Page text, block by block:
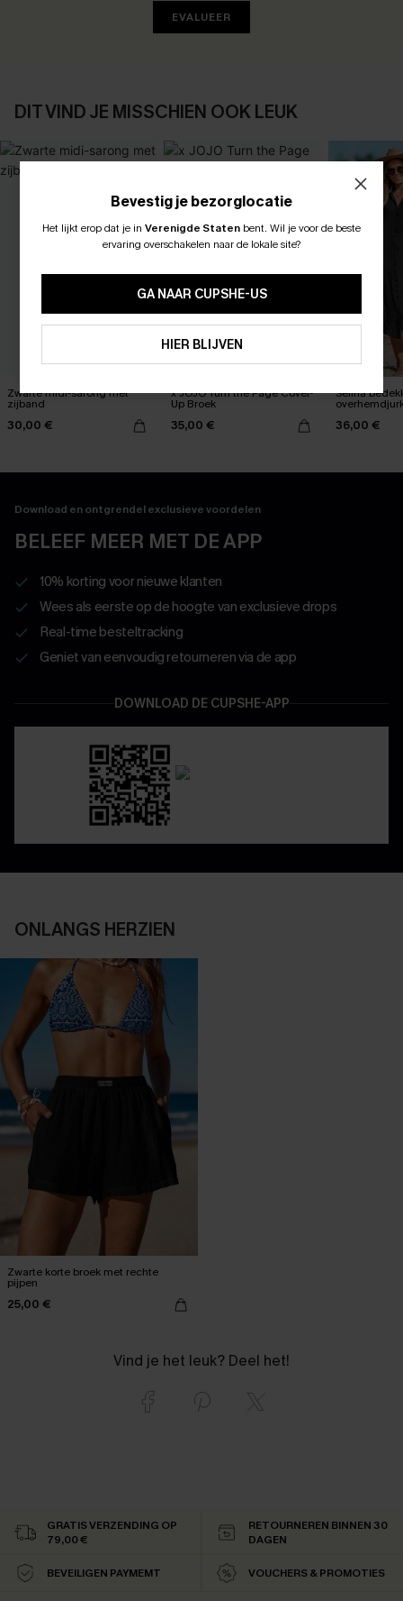
EVALUEER
DIT VIND JE MISSCHIEN OOK LEUK
Zwarte midi-sarong met
zijband
30,00 €
x JOJO Turn the Page Cover-
Up Broek
35,00 €
Selina
36,00 €
Download en ontgrendel exclusieve voordelen
BELEEF MEER MET DE APP
10% korting voor nieuwe klanten
Wees als eerste op de hoogte van exclusieve drops
Real-time besteltracking
Geniet van eenvoudig retourneren via de app
DOWNLOAD DE CUPSHE-APP
ONLANGS HERZIEN
Zwarte korte broek met rechte
pijpen
25,00 €
Vind je het leuk? Deel het!
Bevestig je bezorglocatie
Het lijkt erop dat je in Verenigde Staten bent. Wil je voor de beste
ervaring overschakelen naar de lokale site?
GA NAAR CUPSHE-US
HIER BLIJVEN
GRATIS VERZENDING OP
79,00 €
RETOURNEREN BINNEN 30
DAGEN
BEVEILIGEN PAYMEMT VOUCHERS & PROMOTIES
ABONNEER OM TE KRIJGEN﻿
15% KORTING OP 2ST+
ABONNEREN